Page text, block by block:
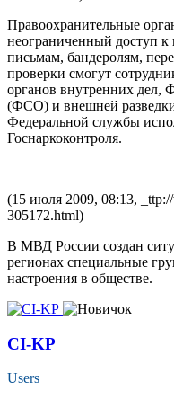
Правоохранительные
неограниченный доступ
письмам, бандеролям,
проверки смогут
органов внутренних
(ФСО) и внешней
Федеральной службы
Госнаркоконтроля.
(15 июля 2009, 08:13,
305172.html)
В МВД России создан
регионах специальные
настроения в обществе.
CI-KP
Users